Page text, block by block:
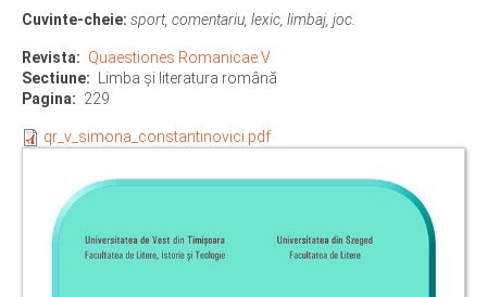
Cuvinte-cheie: sport, comentariu, lexic, limbaj, joc.
Revista
Quaestiones Romanicae V
Sectiune
Limba şi literatura română
Pagina
229
qr_v_simona_constantinovici.pdf